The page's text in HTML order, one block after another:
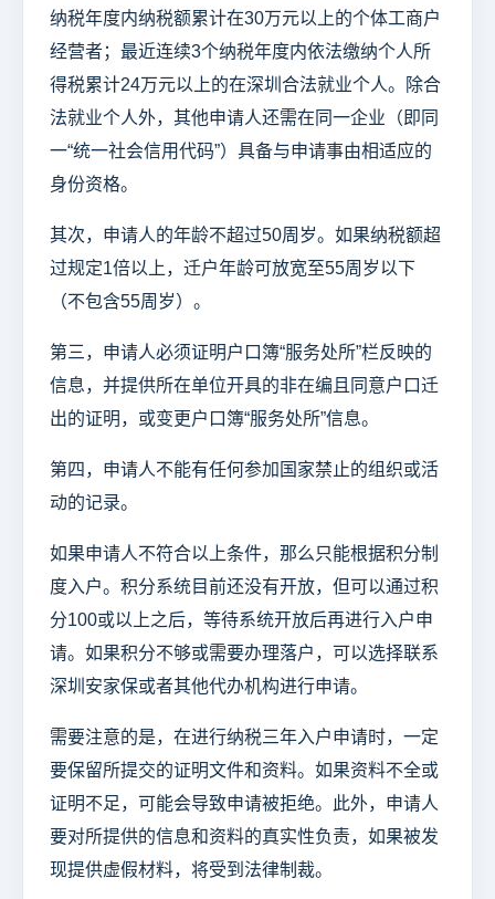
纳税年度内纳税额累计在30万元以上的个体工商户
经营者；最近连续3个纳税年度内依法缴纳个人所
得税累计24万元以上的在深圳合法就业个人。除合
法就业个人外，其他申请人还需在同一企业（即同
一“统一社会信用代码”）具备与申请事由相适应的
身份资格。
其次，申请人的年龄不超过50周岁。如果纳税额超
过规定1倍以上，迁户年龄可放宽至55周岁以下
（不包含55周岁）。
第三，申请人必须证明户口簿“服务处所”栏反映的
信息，并提供所在单位开具的非在编且同意户口迁
出的证明，或变更户口簿“服务处所”信息。
第四，申请人不能有任何参加国家禁止的组织或活
动的记录。
如果申请人不符合以上条件，那么只能根据积分制
度入户。积分系统目前还没有开放，但可以通过积
分100或以上之后，等待系统开放后再进行入户申
请。如果积分不够或需要办理落户，可以选择联系
深圳安家保或者其他代办机构进行申请。
需要注意的是，在进行纳税三年入户申请时，一定
要保留所提交的证明文件和资料。如果资料不全或
证明不足，可能会导致申请被拒绝。此外，申请人
要对所提供的信息和资料的真实性负责，如果被发
现提供虚假材料，将受到法律制裁。